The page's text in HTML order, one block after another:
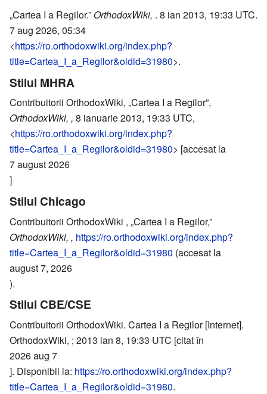
„Cartea I a Regilor.” OrthodoxWiki, . 8 ian 2013, 19:33 UTC.
7 aug 2026, 05:34
<https://ro.orthodoxwiki.org/index.php?
title=Cartea_I_a_Regilor&oldid=31980>.
Stilul MHRA
Contribuitorii OrthodoxWiki, „Cartea I a Regilor”,
OrthodoxWiki, , 8 ianuarie 2013, 19:33 UTC,
<https://ro.orthodoxwiki.org/index.php?
title=Cartea_I_a_Regilor&oldid=31980> [accesat la
7 august 2026
]
Stilul Chicago
Contribuitorii OrthodoxWiki , „Cartea I a Regilor,”
OrthodoxWiki, , https://ro.orthodoxwiki.org/index.php?
title=Cartea_I_a_Regilor&oldid=31980 (accesat la
august 7, 2026
).
Stilul CBE/CSE
Contribuitorii OrthodoxWiki. Cartea I a Regilor [Internet].
OrthodoxWiki, ; 2013 ian 8, 19:33 UTC [citat în
2026 aug 7
]. Disponibil la: https://ro.orthodoxwiki.org/index.php?
title=Cartea_I_a_Regilor&oldid=31980.